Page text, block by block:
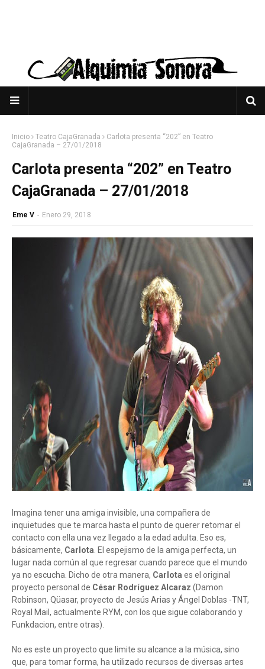
Inicio Teatro CajaGranada
Carlota presenta “202” en Teatro
CajaGranada – 27/01/2018
Carlota presenta “202” en Teatro
CajaGranada – 27/01/2018
Eme V - Enero 29, 2018
Imagina tener una amiga invisible, una compañera de
inquietudes que te marca hasta el punto de querer retomar el
contacto con ella una vez llegado a la edad adulta. Eso es,
básicamente, Carlota. El espejismo de la amiga perfecta, un
lugar nada común al que regresar cuando parece que el mundo
ya no escucha. Dicho de otra manera, Carlota es el original
proyecto personal de César Rodríguez Alcaraz (Damon
Robinson, Qüasar, proyecto de Jesús Arias y Ángel Doblas -TNT,
Royal Mail, actualmente RYM, con los que sigue colaborando y
Funkdacion, entre otras).
No es este un proyecto que limite su alcance a la música, sino
que, para tomar forma, ha utilizado recursos de diversas artes